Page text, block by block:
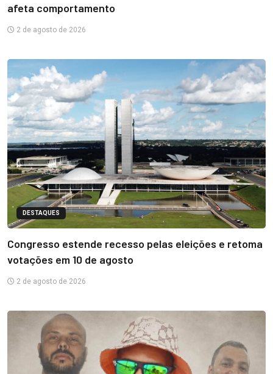
afeta comportamento
2 de agosto de 2026
DESTAQUES
Congresso estende recesso pelas eleições e retoma
votações em 10 de agosto
2 de agosto de 2026